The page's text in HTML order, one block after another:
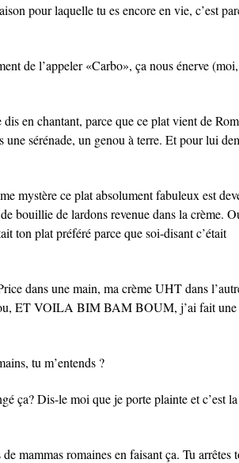
pour laquelle tu es encore en vie, c’est
de l’appeler «Carbo», ça nous énerve
en chantant, parce que ce plat vient de
une sérénade, un genou à terre. Et pour lui
mystère ce plat absolument fabuleux est
bouillie de lardons revenue dans la crème.
ton plat préféré parce que soi-disant c’était
dans une main, ma crème UHT dans
ET VOILA BIM BAM BOUM, j’ai fait une
tu m’entends ?
ça? Dis-le moi que je porte plainte et c’est
mammas romaines en faisant ça. Tu arrêtes